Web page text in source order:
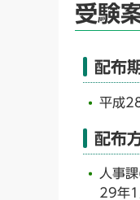
受験
配布
平成
配布
人事
29年1